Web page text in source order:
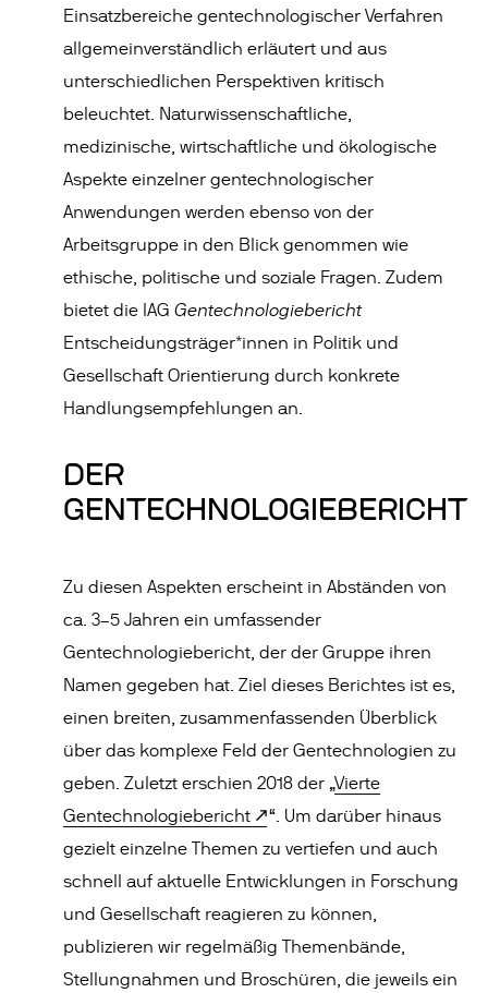
Einsatzbereiche gentechnologischer Verfahren
allgemeinverständlich erläutert und aus
unterschiedlichen Perspektiven kritisch
beleuchtet. Naturwissenschaftliche,
medizinische, wirtschaftliche und ökologische
Aspekte einzelner gentechnologischer
Anwendungen werden ebenso von der
Arbeitsgruppe in den Blick genommen wie
ethische, politische und soziale Fragen. Zudem
bietet die IAGGentechnologiebericht
Entscheidungsträger*innen in Politik und
Gesellschaft Orientierung durch konkrete
Handlungsempfehlungen an.
DER
GENTECHNOLOGIEBERICHT
Zu diesen Aspekten erscheint in Abständen von
ca. 3–5 Jahren ein umfassender
Gentechnologiebericht, der der Gruppe ihren
Namen gegeben hat. Ziel dieses Berichtes ist es,
einen breiten, zusammenfassenden Überblick
über das komplexe Feld der Gentechnologien zu
geben. Zuletzt erschien 2018 der „Vierte
Gentechnologiebericht
“. Um darüber hinaus
gezielt einzelne Themen zu vertiefen und auch
schnell auf aktuelle Entwicklungen in Forschung
und Gesellschaft reagieren zu können,
publizieren wir regelmäßig Themenbände,
Stellungnahmen und Broschüren, die jeweils ein